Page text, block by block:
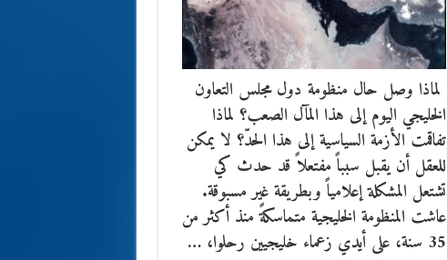
لماذا وصل حال منظومة دول مجلس التعاون
الخليجي اليوم إلى هذا المآل الصعب؟ لماذا
تفاقمت الأزمة السياسية إلى هذا الحدّ؟ لا يمكن
للعقل أن يقبل سبباً مفتعلاً قد حدث كي
تشتعل المشكلة إعلامياً وبطريقة غير مسبوقة.
عاشت المنظومة الخليجية متماسكةً منذ أكثر من
35 سنة، على أيدي زعماء خليجيين رحلوا، …